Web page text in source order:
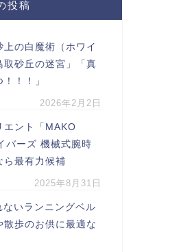
投稿
上の白魔術（ホワイ
取砂丘の迷宮」「真
！！」
2026年2月2日
エント「MAKO
バーズ 機械式腕時
ら最有力候補
2025年8月31日
ないランニングベル
散歩のお供に最適な